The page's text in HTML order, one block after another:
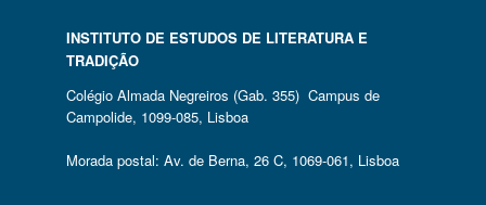
INSTITUTO DE ESTUDOS DE LITERATURA E
TRADIÇÃO
Colégio Almada Negreiros (Gab. 355) Campus de
Campolide, 1099-085, Lisboa
Morada postal: Av. de Berna, 26 C, 1069-061, Lisboa